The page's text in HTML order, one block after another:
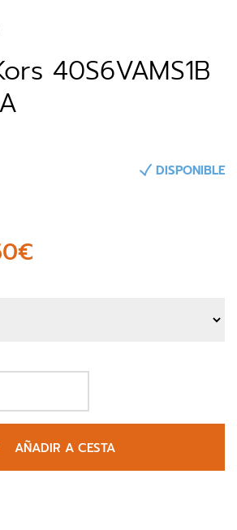
40S6VAMS1B
DISPONIBLE
AÑADIR A CESTA